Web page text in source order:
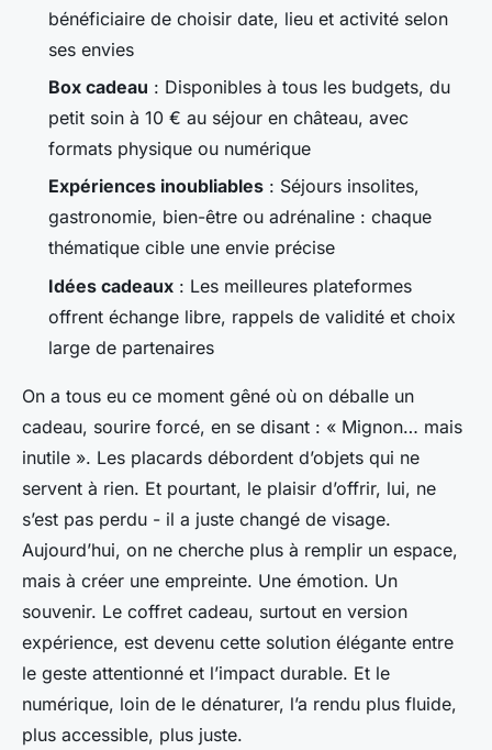
bénéficiaire de choisir date, lieu et activité selon
ses envies
Box cadeau : Disponibles à tous les budgets, du
petit soin à 10 € au séjour en château, avec
formats physique ou numérique
Expériences inoubliables : Séjours insolites,
gastronomie, bien-être ou adrénaline : chaque
thématique cible une envie précise
Idées cadeaux : Les meilleures plateformes
offrent échange libre, rappels de validité et choix
large de partenaires
On a tous eu ce moment gêné où on déballe un
cadeau, sourire forcé, en se disant : « Mignon… mais
inutile ». Les placards débordent d’objets qui ne
servent à rien. Et pourtant, le plaisir d’offrir, lui, ne
s’est pas perdu - il a juste changé de visage.
Aujourd’hui, on ne cherche plus à remplir un espace,
mais à créer une empreinte. Une émotion. Un
souvenir. Le coffret cadeau, surtout en version
expérience, est devenu cette solution élégante entre
le geste attentionné et l’impact durable. Et le
numérique, loin de le dénaturer, l’a rendu plus fluide,
plus accessible, plus juste.